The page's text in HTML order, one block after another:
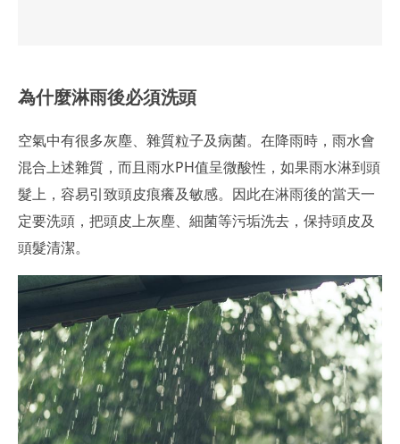
為什麼淋雨後必須洗頭
空氣中有很多灰塵、雜質粒子及病菌。在降雨時，雨水會
混合上述雜質，而且雨水PH值呈微酸性，如果雨水淋到頭
髮上，容易引致頭皮痕癢及敏感。因此在淋雨後的當天一
定要洗頭，把頭皮上灰塵、細菌等污垢洗去，保持頭皮及
頭髮清潔。